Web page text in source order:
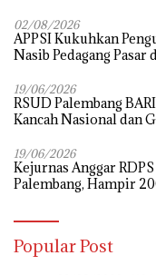
02/08/2026
APPSI Kukuhkan
Nasib Pedagang Pasar
19/06/2026
RSUD Palembang
Kancah Nasional dan
19/06/2026
Kejurnas Anggar
Palembang, Hampir
Popular Post